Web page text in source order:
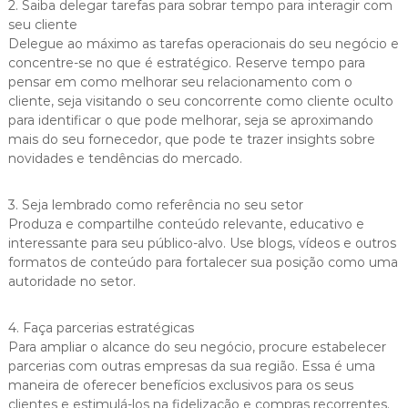
2. Saiba delegar tarefas para sobrar tempo para interagir com
seu cliente
Delegue ao máximo as tarefas operacionais do seu negócio e
concentre-se no que é estratégico. Reserve tempo para
pensar em como melhorar seu relacionamento com o
cliente, seja visitando o seu concorrente como cliente oculto
para identificar o que pode melhorar, seja se aproximando
mais do seu fornecedor, que pode te trazer insights sobre
novidades e tendências do mercado.
3. Seja lembrado como referência no seu setor
Produza e compartilhe conteúdo relevante, educativo e
interessante para seu público-alvo. Use blogs, vídeos e outros
formatos de conteúdo para fortalecer sua posição como uma
autoridade no setor.
4. Faça parcerias estratégicas
Para ampliar o alcance do seu negócio, procure estabelecer
parcerias com outras empresas da sua região. Essa é uma
maneira de oferecer benefícios exclusivos para os seus
clientes e estimulá-los na fidelização e compras recorrentes.